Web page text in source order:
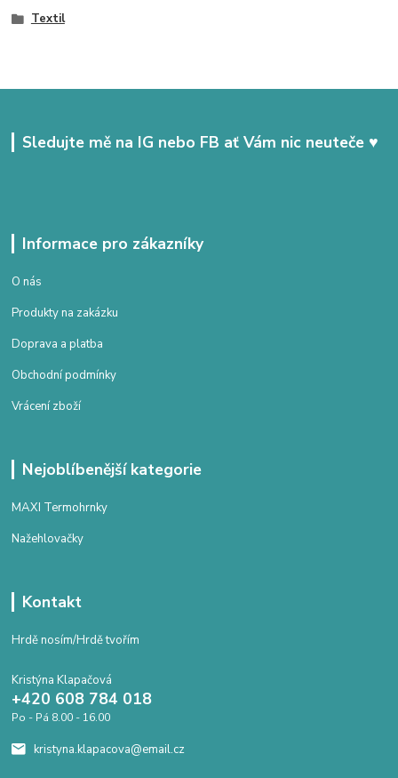
Textil
Sledujte mě na IG nebo FB ať Vám nic neuteče ♥
Informace pro zákazníky
O nás
Produkty na zakázku
Doprava a platba
Obchodní podmínky
Vrácení zboží
Nejoblíbenější kategorie
MAXI Termohrnky
Nažehlovačky
Kontakt
Hrdě nosím/Hrdě tvořím
Kristýna Klapačová
+420 608 784 018
Po - Pá 8.00 - 16.00
kristyna.klapacova@email.cz